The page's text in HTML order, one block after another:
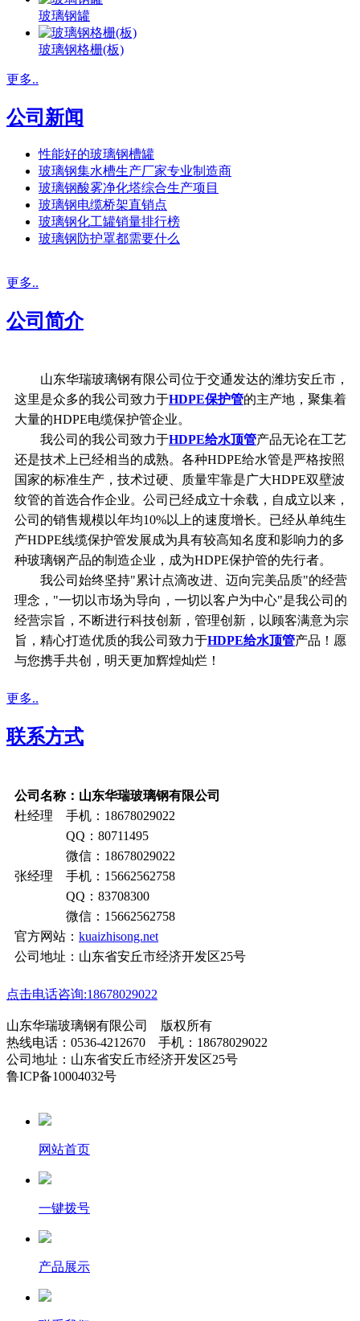
玻璃钢罐
玻璃钢格栅(板)
更多..
公司新闻
性能好的玻璃钢槽罐
玻璃钢集水槽生产厂家专业制造商
玻璃钢酸雾净化塔综合生产项目
玻璃钢电缆桥架直销点
玻璃钢化工罐销量排行榜
玻璃钢防护罩都需要什么
更多..
公司简介
山东华瑞玻璃钢有限公司位于交通发达的潍坊安丘市，
这里是众多的我公司致力于HDPE保护管的主产地，聚集着
大量的HDPE电缆保护管企业。
我公司的我公司致力于HDPE给水顶管产品无论在工艺
还是技术上已经相当的成熟。各种HDPE给水管是严格按照
国家的标准生产，技术过硬、质量牢靠是广大HDPE双壁波
纹管的首选合作企业。公司已经成立十余载，自成立以来，
公司的销售规模以年均10%以上的速度增长。已经从单纯生
产HDPE线缆保护管发展成为具有较高知名度和影响力的多
种玻璃钢产品的制造企业，成为HDPE保护管的先行者。
我公司始终坚持"累计点滴改进、迈向完美品质"的经营
理念，"一切以市场为导向，一切以客户为中心"是我公司的
经营宗旨，不断进行科技创新，管理创新，以顾客满意为宗
旨，精心打造优质的我公司致力于HDPE给水顶管产品！愿
与您携手共创，明天更加辉煌灿烂！
更多..
联系方式
公司名称：山东华瑞玻璃钢有限公司
杜经理 手机：18678029022
QQ：80711495
微信：18678029022
张经理 手机：15662562758
QQ：83708300
微信：15662562758
官方网站： kuaizhisong.net
公司地址：山东省安丘市经济开发区25号
点击电话咨询:18678029022
山东华瑞玻璃钢有限公司 版权所有
热线电话：0536-4212670 手机：18678029022
公司地址：山东省安丘市经济开发区25号
鲁ICP备10004032号
网站首页
一键拨号
产品展示